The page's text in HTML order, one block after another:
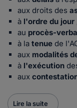
aux droits des
à l'ordre du jour
au procès-
à la tenue de
aux modalités
à l'exécution
aux
Lire la suite